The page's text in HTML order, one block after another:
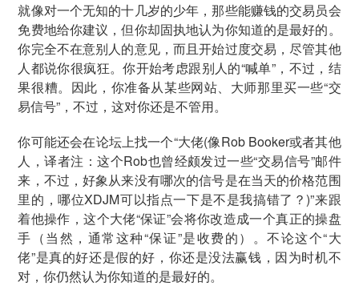
就像对一个无知的十几岁的少年，那些能赚钱的交易员会
免费地给你建议，但你却固执地认为你知道的是最好的。
你完全不在意别人的意见，而且开始过度交易，尽管其他
人都说你很疯狂。你开始考虑跟别人的“喊单”，不过，结
果很糟。因此，你准备从某些网站、大师那里买一些“交
易信号”，不过，这对你还是不管用。
你可能还会在论坛上找一个“大佬(像Rob Booker或者其他
人，译者注：这个Rob也曾经颇发过一些“交易信号”邮件
来，不过，好象从来没有哪次的信号是在当天的价格范围
里的，哪位XDJM可以指点一下是不是我搞错了？)”来跟
着他操作，这个大佬“保证”会将你改造成一个真正的操盘
手（当然，通常这种“保证”是收费的）。不论这个“大
佬”是真的好还是假的好，你还是没法赢钱，因为时机不
对，你仍然认为你知道的是最好的。